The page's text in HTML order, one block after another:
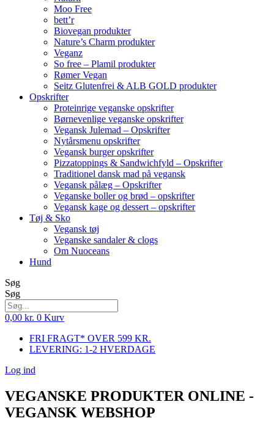
Moo Free
bett’r
Biovegan produkter
Nature’s Charm produkter
Veganz
So free – Plamil produkter
Rømer Vegan
Seitz Glutenfrei & ALB GOLD produkter
Opskrifter
Proteinrige veganske opskrifter
Børnevenlige veganske opskrifter
Vegansk Julemad – Opskrifter
Nytårsmenu opskrifter
Vegansk burger opskrifter
Pizzatoppings & Sandwichfyld – Opskrifter
Traditionel dansk mad på vegansk
Vegansk pålæg – Opskrifter
Veganske boller og brød – opskrifter
Vegansk kage og dessert – opskrifter
Tøj & Sko
Vegansk tøj
Veganske sandaler & clogs
Om Nuoceans
Hund
Søg
Søg
0,00 kr. 0 Kurv
FRI FRAGT* OVER 599 KR.
LEVERING: 1-2 HVERDAGE
Log ind
VEGANSKE PRODUKTER ONLINE -
VEGANSK WEBSHOP